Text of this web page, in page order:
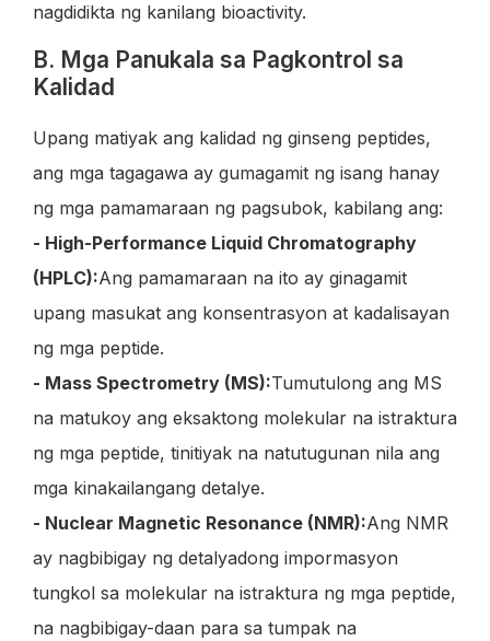
nagdidikta ng kanilang bioactivity.
B. Mga Panukala sa Pagkontrol sa
Kalidad
Upang matiyak ang kalidad ng ginseng peptides,
ang mga tagagawa ay gumagamit ng isang hanay
ng mga pamamaraan ng pagsubok, kabilang ang:
- High-Performance Liquid Chromatography
(HPLC):Ang pamamaraan na ito ay ginagamit
upang masukat ang konsentrasyon at kadalisayan
ng mga peptide.
- Mass Spectrometry (MS):Tumutulong ang MS
na matukoy ang eksaktong molekular na istraktura
ng mga peptide, tinitiyak na natutugunan nila ang
mga kinakailangang detalye.
- Nuclear Magnetic Resonance (NMR):Ang NMR
ay nagbibigay ng detalyadong impormasyon
tungkol sa molekular na istraktura ng mga peptide,
na nagbibigay-daan para sa tumpak na